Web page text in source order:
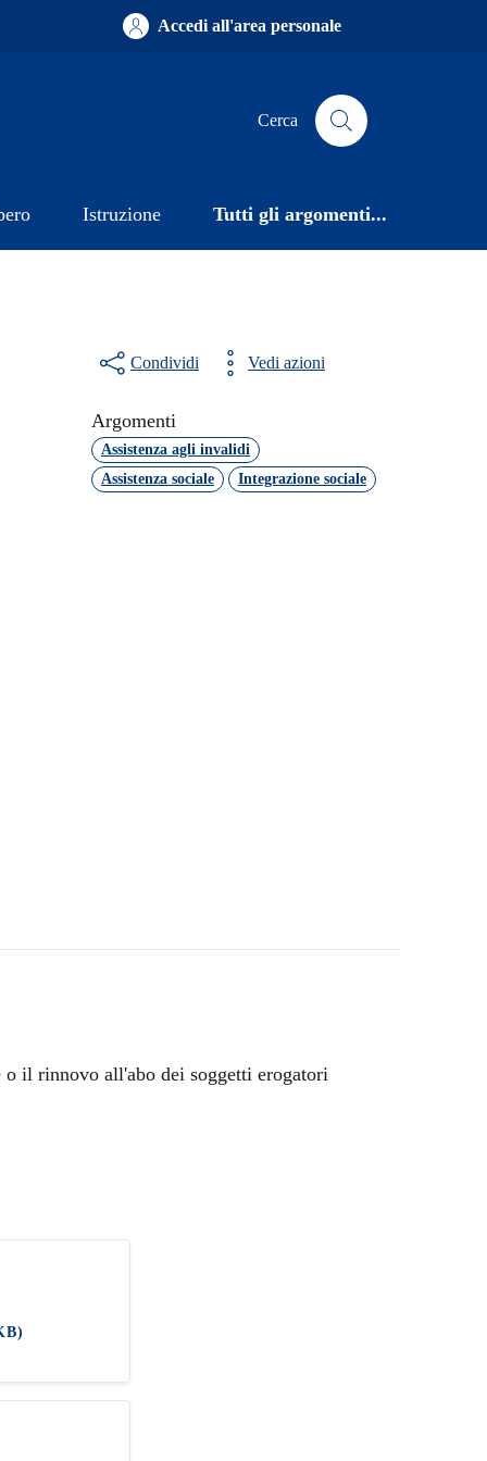
Accedi all'area personale
Cerca
Istruzione Tutti gli argomenti...
Condividi Vedi azioni
Argomenti
Assistenza agli invalidi
Assistenza sociale
Integrazione sociale
il rinnovo all'abo dei soggetti erogatori